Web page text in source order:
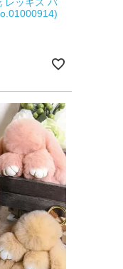
レッキス バ